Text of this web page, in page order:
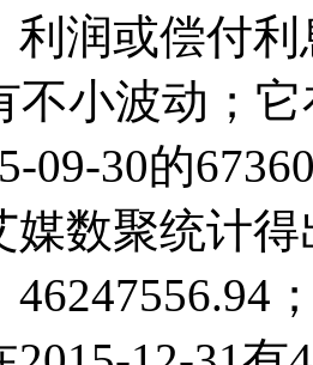
利润或偿付
不小波动；
09-30的
媒数聚统计得
46247556.94